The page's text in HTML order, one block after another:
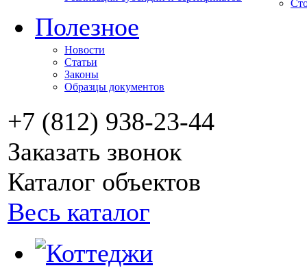
Полезное
Новости
Статьи
Законы
Образцы документов
+7 (812) 938-23-44
Заказать звонок
Каталог объектов
Весь каталог